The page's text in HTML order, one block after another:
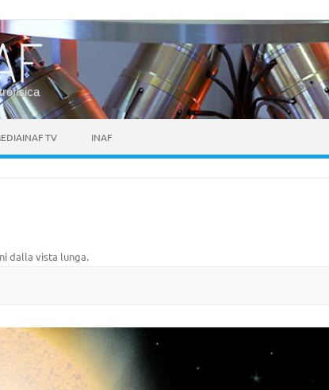
TV INAF
dalla vista lunga.